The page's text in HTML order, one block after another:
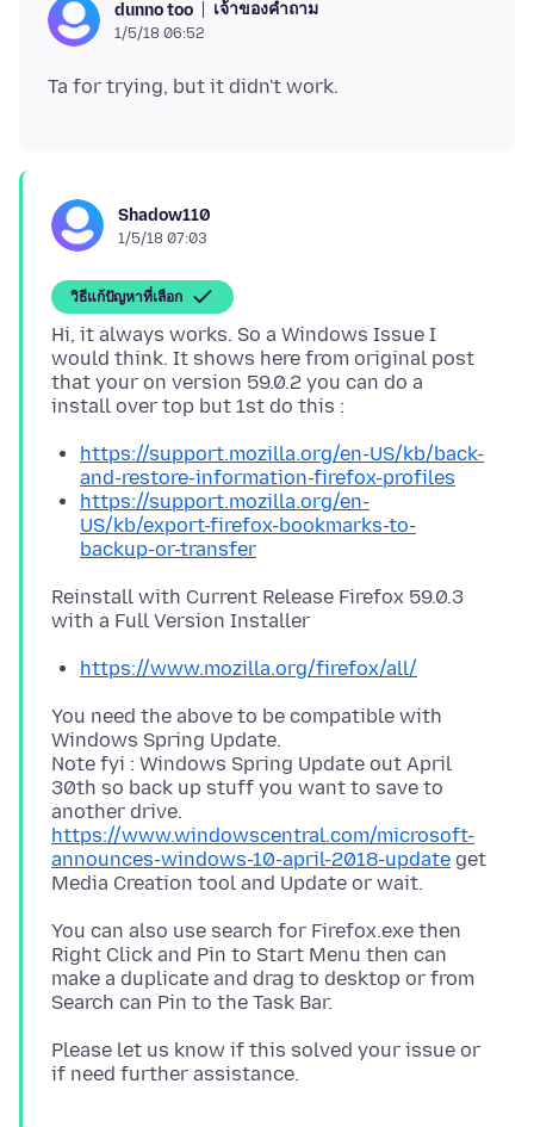
dunno too เจ้าของคำถาม
1/5/18 06:52
Shadow110
1/5/18 07:03
วิธีแก้ปัญหาที่เลือก
Hi, it always works. So a Windows Issue I
would think. It shows here from original post
that your on version 59.0.2 you can do a
https://support.mozilla.org/en-US/kb/back-
and-restore-information-firefox-profiles
https://support.mozilla.org/en-
US/kb/export-firefox-bookmarks-to-
backup-or-transfer
Reinstall with Current Release Firefox 59.0.3
https://www.mozilla.org/firefox/all/
You need the above to be compatible with
Windows Spring Update.
Note fyi : Windows Spring Update out April
30th so back up stuff you want to save to
another drive.
https://www.windowscentral.com/microsoft-
announces-windows-10-april-2018-update get
You can also use search for Firefox.exe then
Right Click and Pin to Start Menu then can
make a duplicate and drag to desktop or from
Please let us know if this solved your issue or